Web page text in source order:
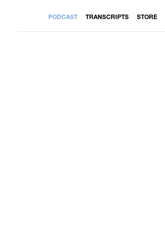
PODCAST TRANSCRIPTS STORE